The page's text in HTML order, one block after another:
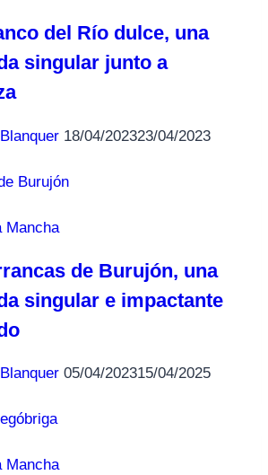
del Río dulce, una
singular junto a
18/04/202323/04/2023
Mancha
de Burujón, una
singular e impactante
05/04/202315/04/2025
Mancha